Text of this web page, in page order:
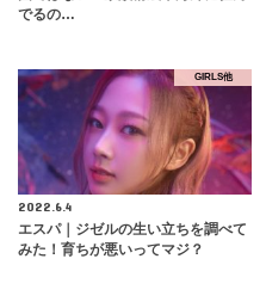
でるの…
GIRLS他
2022.6.4
エスパ｜ジゼルの生い立ちを調べて
みた！育ちが悪いってマジ？